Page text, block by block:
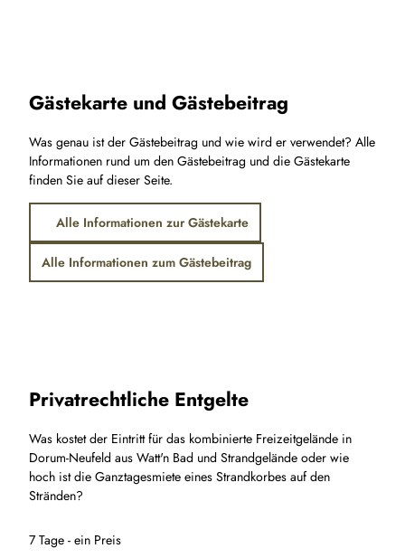
Gästekarte und Gästebeitrag
Was genau ist der Gästebeitrag und wie wird er verwendet? Alle
Informationen rund um den Gästebeitrag und die Gästekarte
finden Sie auf dieser Seite.
Alle Informationen zur Gästekarte
Alle Informationen zum Gästebeitrag
Privatrechtliche Entgelte
Was kostet der Eintritt für das kombinierte Freizeitgelände in
Dorum-Neufeld aus Watt'n Bad und Strandgelände oder wie
hoch ist die Ganztagesmiete eines Strandkorbes auf den
Stränden?
7 Tage - ein Preis